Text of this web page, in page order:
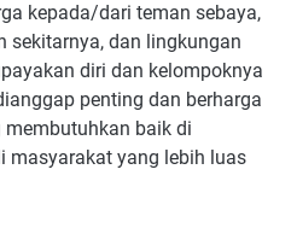
kepada/dari teman sebaya,
sekitarnya, dan lingkungan
diri dan kelompoknya
penting dan berharga
membutuhkan baik di
masyarakat yang lebih luas